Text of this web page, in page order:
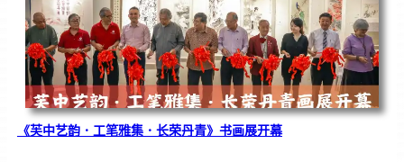
领
袖
素
质
讲
座
《芙中艺韵．工笔雅集．长荣丹青》书画展开幕